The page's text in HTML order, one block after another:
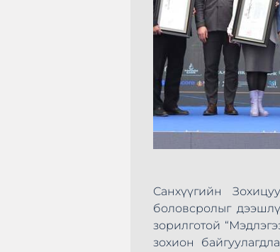
Санхүүгийн
боловсролыг
зорилготой
зохион